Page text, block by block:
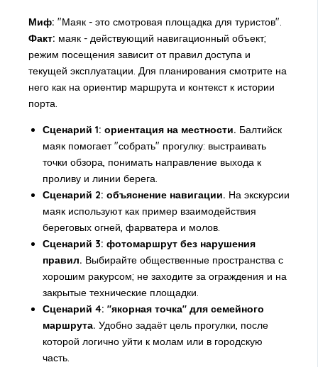
Миф: "Маяк - это смотровая площадка для туристов".
Факт: маяк - действующий навигационный объект;
режим посещения зависит от правил доступа и
текущей эксплуатации. Для планирования смотрите на
него как на ориентир маршрута и контекст к истории
порта.
Сценарий 1: ориентация на местности. Балтийск
маяк помогает "собрать" прогулку: выстраивать
точки обзора, понимать направление выхода к
проливу и линии берега.
Сценарий 2: объяснение навигации. На экскурсии
маяк используют как пример взаимодействия
береговых огней, фарватера и молов.
Сценарий 3: фотомаршрут без нарушения
правил. Выбирайте общественные пространства с
хорошим ракурсом; не заходите за ограждения и на
закрытые технические площадки.
Сценарий 4: "якорная точка" для семейного
маршрута. Удобно задаёт цель прогулки, после
которой логично уйти к молам или в городскую
часть.